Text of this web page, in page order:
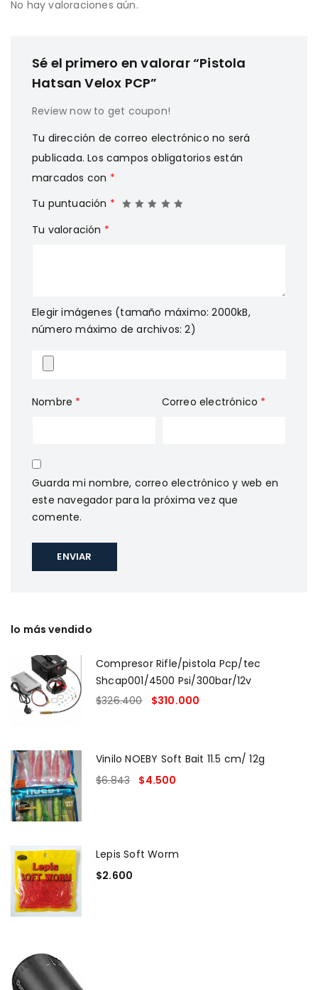
lo más vendido
Compresor Rifle/pistola Pcp/tec
Shcap001/4500 Psi/300bar/12v
$326.400 $310.000
Vinilo NOEBY Soft Bait 11.5 cm/ 12g
$6.843 $4.500
Lepis Soft Worm
$2.600
No hay valoraciones aún.
Sé el primero en valorar “Pistola
Hatsan Velox PCP”
Review now to get coupon!
Tu dirección de correo electrónico no será
publicada. Los campos obligatorios están
marcados con *
Tu puntuación *
Tu valoración *
Elegir imágenes (tamaño máximo: 2000kB,
número máximo de archivos: 2)
Nombre * Correo electrónico *
Guarda mi nombre, correo electrónico y web en
este navegador para la próxima vez que
comente.